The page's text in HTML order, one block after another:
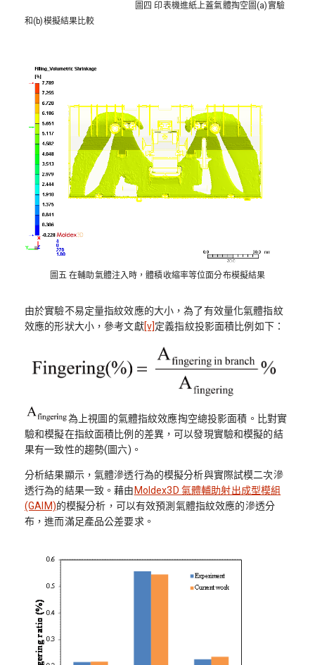
圖四 印表機進紙上蓋氣體掏空圖(a)實驗
和(b)模擬結果比較
圖五 在輔助氣體注入時，體積收縮率等位面分布模擬結果
由於實驗不易定量指紋效應的大小，為了有效量化氣體指紋
效應的形狀大小，參考文獻[v]定義指紋投影面積比例如下：
為上視圖的氣體指紋效應掏空總投影面積。比對實
驗和模擬在指紋面積比例的差異，可以發現實驗和模擬的結
果有一致性的趨勢(圖六)。
分析結果顯示，氣體滲透行為的模擬分析與實際試模二次滲
透行為的結果一致。藉由 Moldex3D 氣體輔助射出成型模組
(GAIM)的模擬分析，可以有效預測氣體指紋效應的滲透分
布，進而滿足產品公差要求。